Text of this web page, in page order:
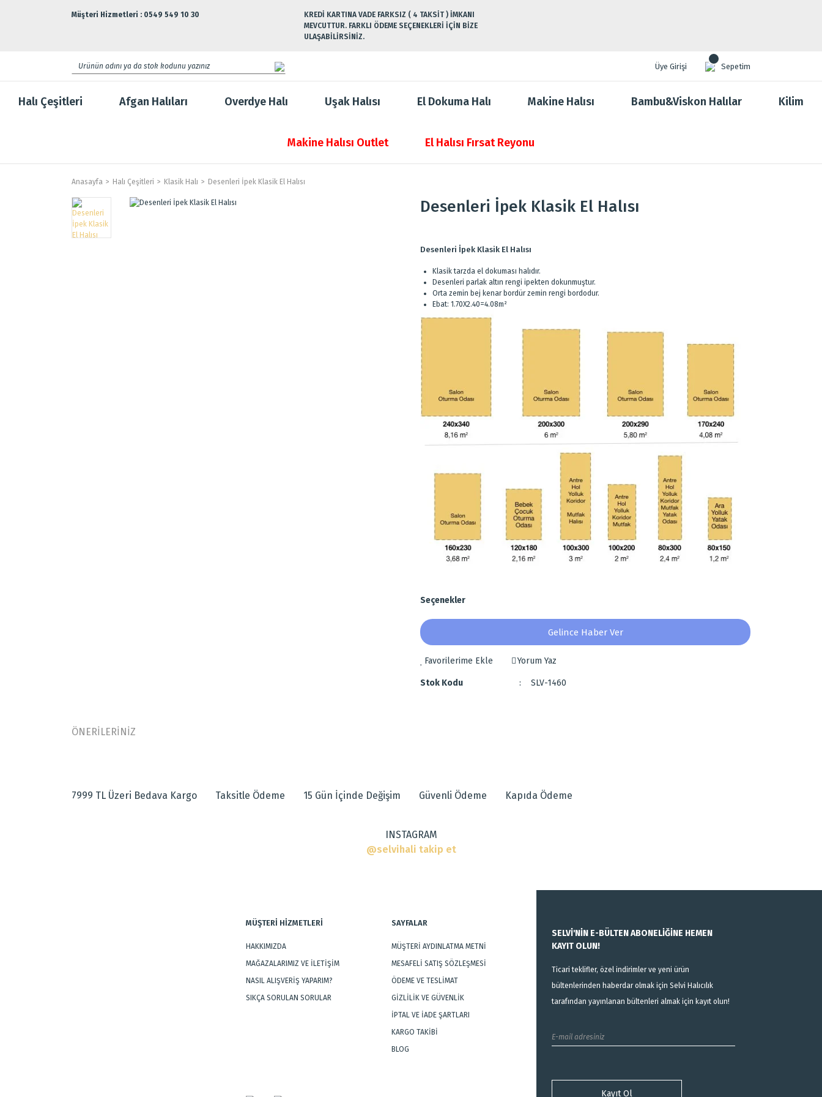
Müşteri Hizmetleri : 0549 549 10 30
KREDİ KARTINA VADE FARKSIZ ( 4 TAKSİT ) İMKANI
MEVCUTTUR. FARKLI ÖDEME SEÇENEKLERİ İÇİN BİZE
ULAŞABİLİRSİNİZ.
Üye Girişi Sepetim
Halı Çeşitleri Afgan Halıları Overdye Halı Uşak Halısı El Dokuma Halı Makine Halısı Bambu&Viskon Halılar Kilim
Makine Halısı Outlet El Halısı Fırsat Reyonu
Anasayfa Halı Çeşitleri Klasik Halı Desenleri İpek Klasik El Halısı
Desenleri İpek Klasik El Halısı
Desenleri İpek Klasik El Halısı
Klasik tarzda el dokuması halıdır.
Desenleri parlak altın rengi ipekten dokunmuştur.
Orta zemin bej kenar bordür zemin rengi bordodur.
Ebat: 1.70X2.40=4.08m²
Seçenekler
Gelince Haber Ver
Yorum Yaz
Stok Kodu SLV-1460
ÖNERİLERİNİZ
Desenleri parlak altın rengi ipekten dokunmuştur.
Ürün resmi kalitesiz, bozuk veya görüntülenemiyor.
Gönder
7999 TL Üzeri Bedava Kargo Taksitle Ödeme 15 Gün İçinde Değişim Güvenli Ödeme Kapıda Ödeme
INSTAGRAM
@selvihali takip et
MÜŞTERİ HİZMETLERİ
HAKKIMIZDA
MAĞAZALARIMIZ VE İLETİŞİM
NASIL ALIŞVERİŞ YAPARIM?
SIKÇA SORULAN SORULAR
SAYFALAR
MÜŞTERİ AYDINLATMA METNİ
MESAFELİ SATIŞ SÖZLEŞMESİ
ÖDEME VE TESLİMAT
GİZLİLİK VE GÜVENLİK
İPTAL VE İADE ŞARTLARI
KARGO TAKİBİ
BLOG
SELVİ'NİN E-BÜLTEN ABONELİĞİNE HEMEN
KAYIT OLUN!
Ticari teklifler, özel indirimler ve yeni ürün
bültenlerinden haberdar olmak için Selvi Halıcılık
tarafından yayınlanan bültenleri almak için kayıt olun!
Kayıt Ol